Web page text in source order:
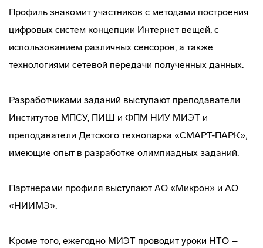
Профиль знакомит участников с методами построения
цифровых систем концепции Интернет вещей, с
использованием различных сенсоров, а также
технологиями сетевой передачи полученных данных.
Разработчиками заданий выступают преподаватели
Институтов МПСУ, ПИШ и ФПМ НИУ МИЭТ и
преподаватели Детского технопарка «СМАРТ-ПАРК»,
имеющие опыт в разработке олимпиадных заданий.
Партнерами профиля выступают АО «Микрон» и АО
«НИИМЭ».
Кроме того, ежегодно МИЭТ проводит уроки НТО –